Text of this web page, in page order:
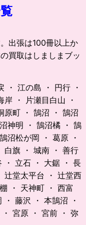
出張は100冊以上か
買取はしましまブッ
・ 江の島 ・ 円行 ・
・ 片瀬目白山 ・
原町 ・ 鵠沼 ・ 鵠沼
神明 ・ 鵠沼橘 ・ 鵠
沼松が岡 ・ 葛原 ・
白旗 ・ 城南 ・ 善行
・ 立石 ・ 大鋸 ・ 長
辻堂太平台 ・ 辻堂西
・ 天神町 ・ 西富
・ 藤沢 ・ 本鵠沼 ・
宮原 ・ 宮前 ・ 弥